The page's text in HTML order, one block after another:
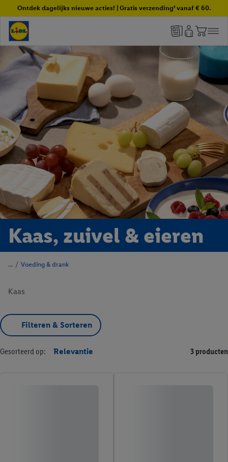
Ontdek dagelijks nieuwe acties! | Gratis verzending¹ vanaf € 60.
Kaas, zuivel & eieren
/ Voeding & drank
Kaas
Filteren & Sorteren
Gesorteerd op: Relevantie 3 producten